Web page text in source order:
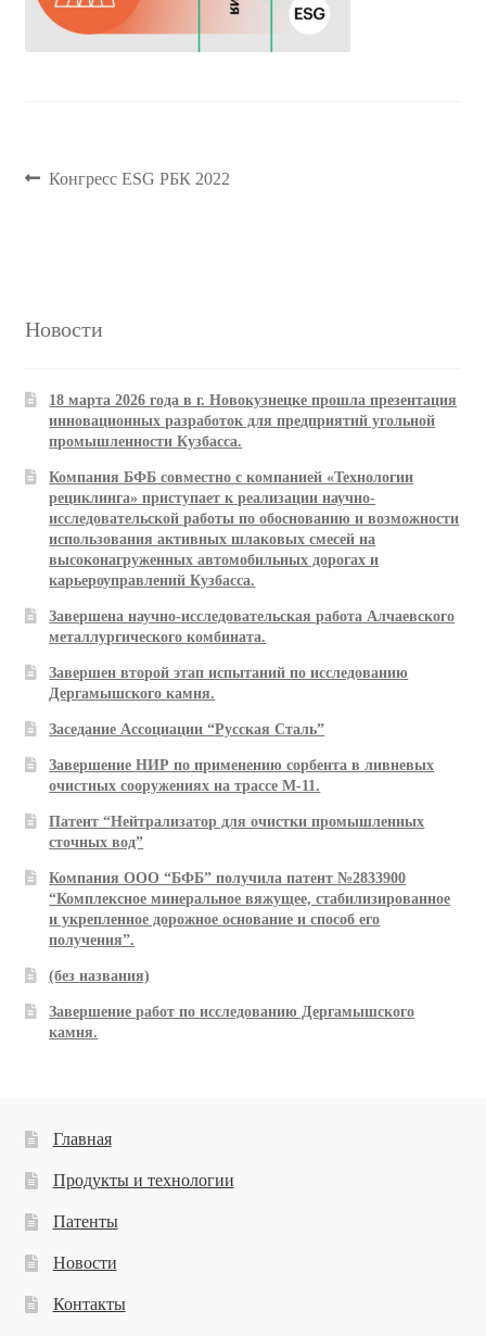
Навигация
Предыдущая
Конгресс ESG РБК 2022
Новости
18 марта 2026 года в г. Новокузнецке прошла презентация
инновационных разработок для предприятий угольной
промышленности Кузбасса.
Компания БФБ совместно с компанией «Технологии
рециклинга» приступает к реализации научно-
исследовательской работы по обоснованию и возможности
использования активных шлаковых смесей на
высоконагруженных автомобильных дорогах и
карьероуправлений Кузбасса.
Завершена научно-исследовательская работа Алчаевского
металлургического комбината.
Завершен второй этап испытаний по исследованию
Дергамышского камня.
Заседание Ассоциации “Русская Сталь”
Завершение НИР по применению сорбента в ливневых
очистных сооружениях на трассе М-11.
Патент “Нейтрализатор для очистки промышленных
сточных вод”
Компания ООО “БФБ” получила патент №2833900
“Комплексное минеральное вяжущее, стабилизированное
и укрепленное дорожное основание и способ его
получения”.
(без названия)
Завершение работ по исследованию Дергамышского
камня.
Главная
Продукты и технологии
Патенты
Новости
Контакты